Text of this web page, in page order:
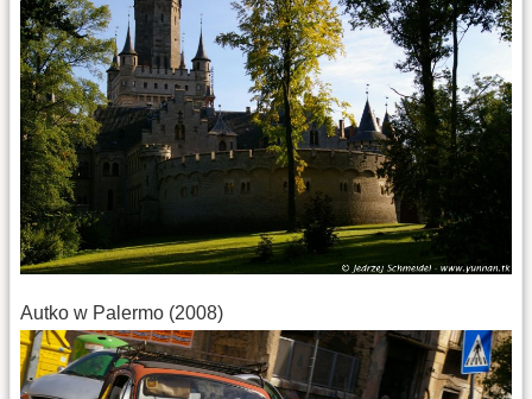
Autko w Palermo (2008)